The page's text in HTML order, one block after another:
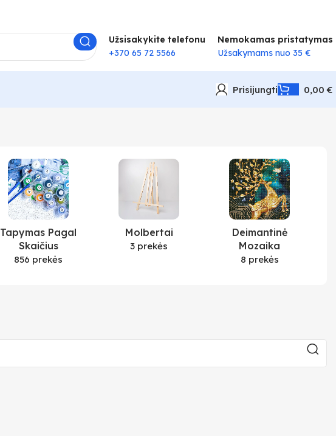
Užsisakykite telefonu
+370 65 72 5566
Nemokamas pristatymas
Užsakymams nuo 35 €
Prisijungti 0,00€
Tapymas Pagal
Skaičius
856 prekės
Molbertai
3 prekės
Deimantinė
Mozaika
8 prekės